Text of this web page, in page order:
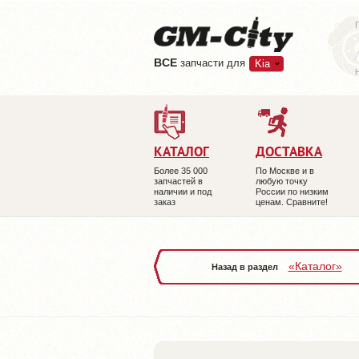
ВCE запчасти для Kia
КАТАЛОГ
Более 35 000
запчастей в
наличии и под
заказ
ДОСТАВКА
По Москве и в
любую точку
России по низким
ценам. Сравните!
Назад в раздел «Каталог»